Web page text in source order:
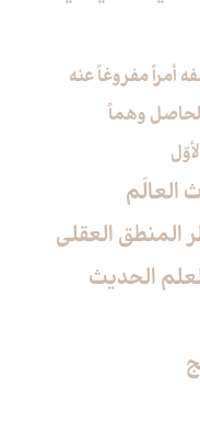
المنطق العقلي
الحديث